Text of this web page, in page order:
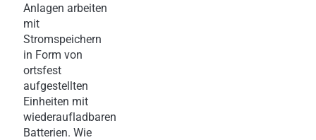
Anlagen arbeiten
mit
Stromspeichern
in Form von
ortsfest
aufgestellten
Einheiten mit
wiederaufladbaren
Batterien. Wie